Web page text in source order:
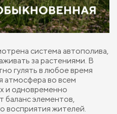
система автополива,
за растениями. В
гулять в любое время
атмосфера во всем
и одновременно
баланс элементов,
восприятия жителей.